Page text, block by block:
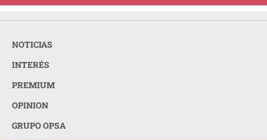
NOTICIAS
INTERÉS
PREMIUM
OPINION
GRUPO OPSA